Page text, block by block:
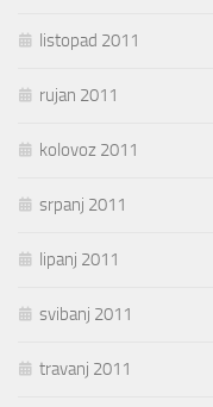
listopad 2011
rujan 2011
kolovoz 2011
srpanj 2011
lipanj 2011
svibanj 2011
travanj 2011